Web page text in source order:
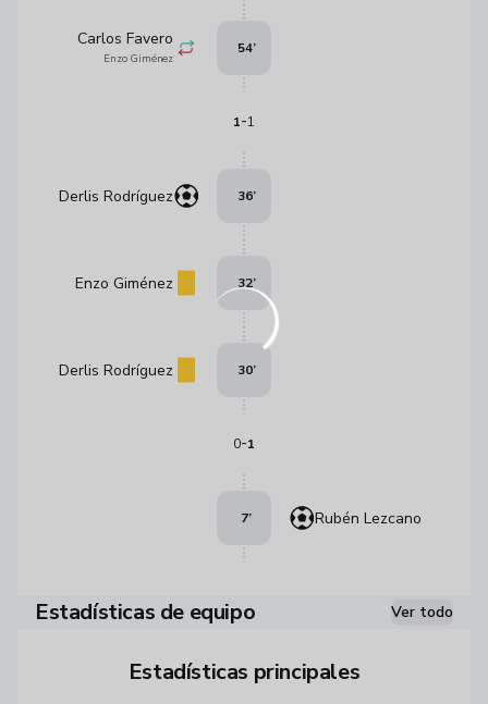
Carlos Favero
Enzo Giménez
54’
1-1
Derlis Rodríguez 36’
Enzo Giménez 32’
Derlis Rodríguez 30’
0-1
Rubén Lezcano
7’
Estadísticas de equipo Ver todo
Estadísticas principales